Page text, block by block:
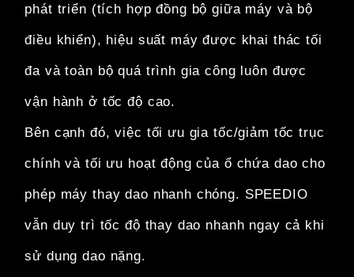
phát triển (tích hợp đồng bộ giữa máy và bộ
điều khiển), hiệu suất máy được khai thác tối
đa và toàn bộ quá trình gia công luôn được
vận hành ở tốc độ cao.
Bên cạnh đó, việc tối ưu gia tốc/giảm tốc trục
chính và tối ưu hoạt động của ổ chứa dao cho
phép máy thay dao nhanh chóng. SPEEDIO
vẫn duy trì tốc độ thay dao nhanh ngay cả khi
sử dụng dao nặng.